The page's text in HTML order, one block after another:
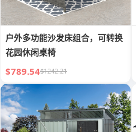
户外多功能沙发床组合，可转换
花园休闲桌椅
$789.54$1242.21